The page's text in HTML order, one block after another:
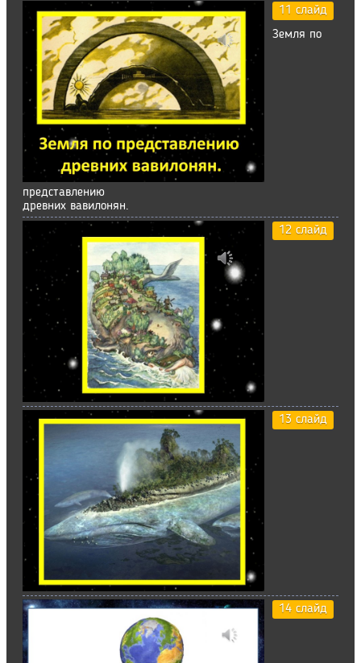
11 слайд
Земля по
представлению
древних вавилонян.
12 слайд
13 слайд
14 слайд